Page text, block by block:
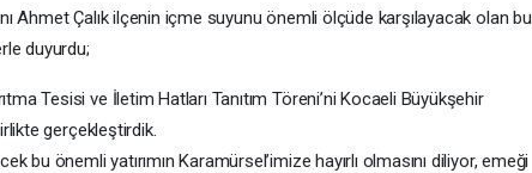
Ahmet Çalık ilçenin içme suyunu önemli ölçüde karşılayacak olan bu
duyurdu;
Tesisi ve İletim Hatları Tanıtım Töreni’ni Kocaeli Büyükşehir
gerçekleştirdik.
bu önemli yatırımın Karamürsel’imize hayırlı olmasını diliyor, emeği